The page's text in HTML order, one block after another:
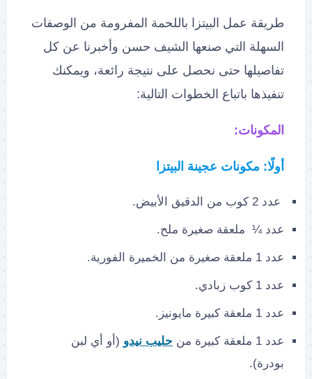
طريقة عمل البيتزا باللحمة المفرومة من الوصفات
السهلة التي صنعها الشيف حسن وأخبرنا عن كل
تفاصيلها حتى نحصل على نتيجة رائعة، ويمكنك
تنفيذها باتباع الخطوات التالية:
المكونات:
أولًا: مكونات عجينة البيتزا
عدد 2 كوب من الدقيق الأبيض.
عدد ¼ ملعقة صغيرة ملح.
عدد 1 ملعقة صغيرة من الخميرة الفورية.
عدد 1 كوب زبادي.
عدد 1 ملعقة كبيرة مايونيز.
عدد 1 ملعقة كبيرة من حليب نيدو (أو أي لبن
بودرة).